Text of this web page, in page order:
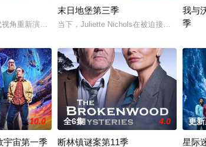
视角重新演绎了文学、电影和电视史上最受欢迎且意义重
末日地堡第三季
当下，Juliette Nichols在被迫接受“净化”后
我与
季
10.0
宇宙第一季
全6集 4.0
断林镇谜案第11季
更
星际